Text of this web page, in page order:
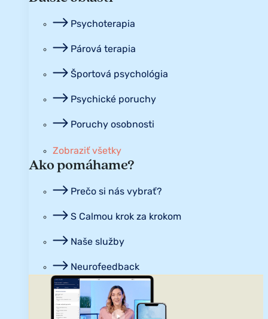
Psychoterapia
Párová terapia
Športová psychológia
Psychické poruchy
Poruchy osobnosti
Zobraziť všetky
Ako pomáhame?
Prečo si nás vybrať?
S Calmou krok za krokom
Naše služby
Neurofeedback